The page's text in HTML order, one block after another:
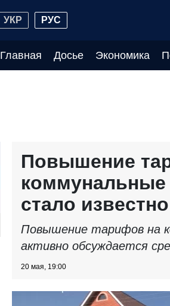
УКР РУС
Главная Досье Экономика
Повышение
коммунальные
стало
Повышение тарифов на
активно обсуждается
20 мая, 19:00